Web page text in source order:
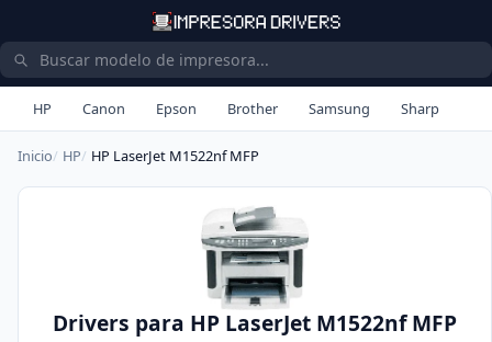
HP Canon Epson Brother Samsung Sharp
Inicio HP HP LaserJet M1522nf MFP
Drivers para HP LaserJet M1522nf MFP